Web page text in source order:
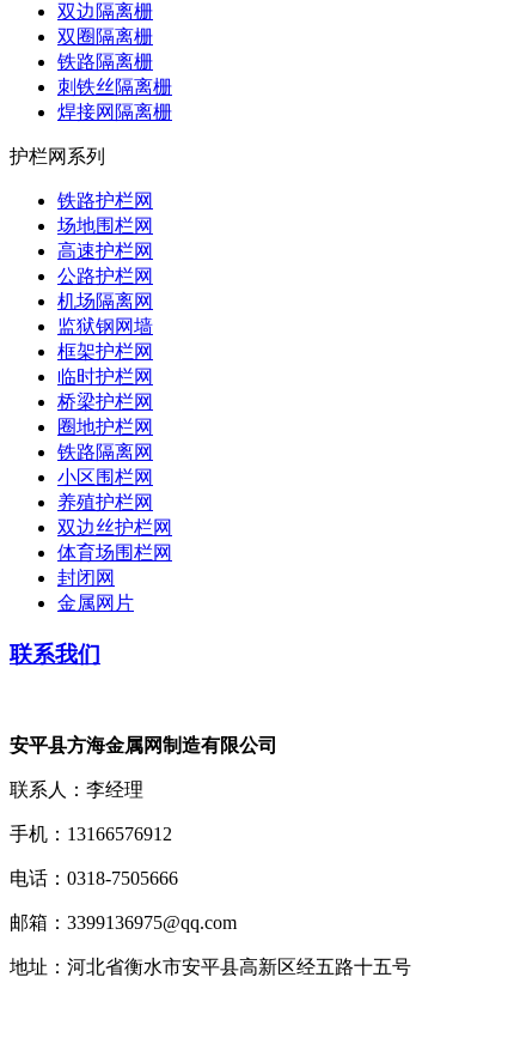
双边隔离栅
双圈隔离栅
铁路隔离栅
刺铁丝隔离栅
焊接网隔离栅
护栏网系列
铁路护栏网
场地围栏网
高速护栏网
公路护栏网
机场隔离网
监狱钢网墙
框架护栏网
临时护栏网
桥梁护栏网
圈地护栏网
铁路隔离网
小区围栏网
养殖护栏网
双边丝护栏网
体育场围栏网
封闭网
金属网片
联系我们
安平县方海金属网制造有限公司
联系人：李经理
手机：13166576912
电话：0318-7505666
邮箱：3399136975@qq.com
地址：河北省衡水市安平县高新区经五路十五号